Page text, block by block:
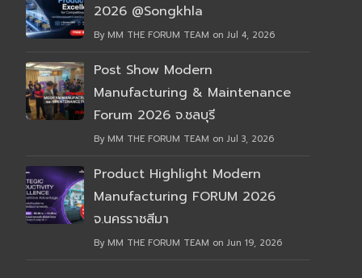
2026 @Songkhla
By MM THE FORUM TEAM on Jul 4, 2026
Post Show Modern
Manufacturing & Maintenance
Forum 2026 จ.ชลบุรี
By MM THE FORUM TEAM on Jul 3, 2026
Product Highlight Modern
Manufacturing FORUM 2026
จ.นครราชสีมา
By MM THE FORUM TEAM on Jun 19, 2026